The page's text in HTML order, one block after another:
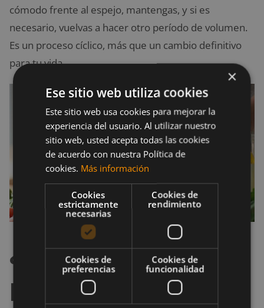
cómodo frente al espejo, mantengas, y si es
necesario, vuelvas a hacer otro período de volumen.
Es un proceso cíclico, más que un cambio definitivo
para tu vida.
¿Cuándo empezar un
período de volumen?
×
Ese sitio web utiliza cookies
Este sitio web usa cookies para mejorar la
experiencia del usuario. Al utilizar nuestro
sitio web, usted acepta todas las cookies
de acuerdo con nuestra Política de
cookies. Más información
Cookies
estrictamente
necesarias
Cookies de
rendimiento
Cookies de
preferencias
Cookies de
funcionalidad